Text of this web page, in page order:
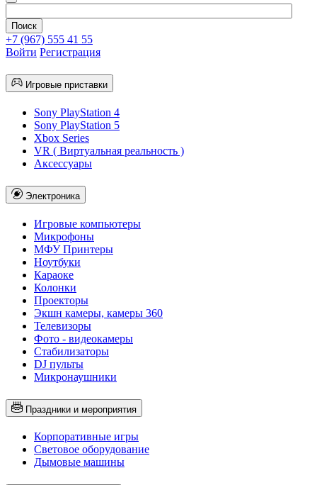
+7 (967) 555 41 55
Войти Регистрация
Игровые приставки
Sony PlayStation 4
Sony PlayStation 5
Xbox Series
VR ( Виртуальная реальность )
Аксессуары
Электроника
Игровые компьютеры
Микрофоны
МФУ Принтеры
Ноутбуки
Караоке
Колонки
Проекторы
Экшн камеры, камеры 360
Телевизоры
Фото - видеокамеры
Стабилизаторы
DJ пульты
Микронаушники
Праздники и мероприятия
Корпоративные игры
Световое оборудование
Дымовые машины